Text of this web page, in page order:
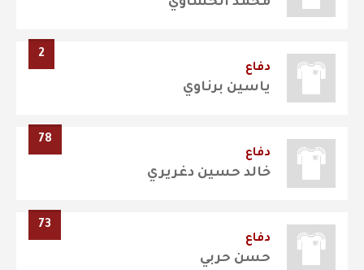
2
دفاع
ياسين برناوي
78
دفاع
خالد حسين دغريري
73
دفاع
حسن حربي